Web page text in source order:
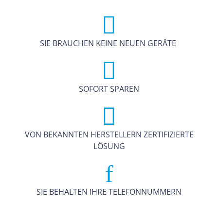
SIE BRAUCHEN KEINE NEUEN GERÄTE
SOFORT SPAREN
VON BEKANNTEN HERSTELLERN ZERTIFIZIERTE
LÖSUNG
SIE BEHALTEN IHRE TELEFONNUMMERN